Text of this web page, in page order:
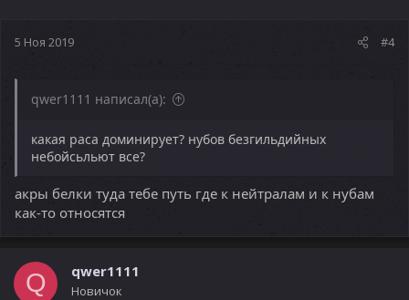
5 Ноя 2019 #4
qwer1111 написал(а):
какая раса доминирует? нубов безгильдийных
небойсьльют все?
акры белки туда тебе путь где к нейтралам и к нубам
как-то относятся
Q qwer1111
Новичок